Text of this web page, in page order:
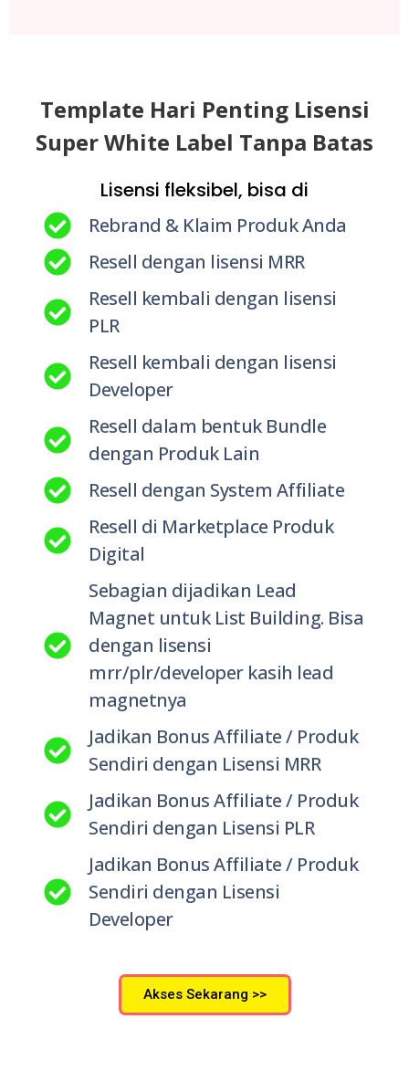
Template Hari Penting Lisensi
Super White Label Tanpa Batas
Lisensi fleksibel, bisa di
Rebrand & Klaim Produk Anda
Resell dengan lisensi MRR
Resell kembali dengan lisensi
PLR
Resell kembali dengan lisensi
Developer
Resell dalam bentuk Bundle
dengan Produk Lain
Resell dengan System Affiliate
Resell di Marketplace Produk
Digital
Sebagian dijadikan Lead
Magnet untuk List Building. Bisa
dengan lisensi
mrr/plr/developer kasih lead
magnetnya
Jadikan Bonus Affiliate / Produk
Sendiri dengan Lisensi MRR
Jadikan Bonus Affiliate / Produk
Sendiri dengan Lisensi PLR
Jadikan Bonus Affiliate / Produk
Sendiri dengan Lisensi
Developer
Akses Sekarang >>